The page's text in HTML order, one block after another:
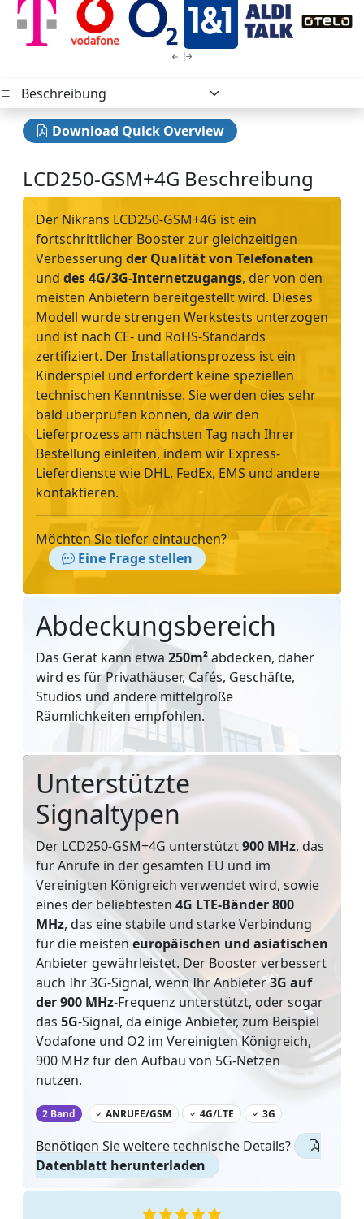
Download Quick Overview
LCD250-GSM+4G Beschreibung
Der Nikrans LCD250-GSM+4G ist ein
fortschrittlicher Booster zur gleichzeitigen
Verbesserung der Qualität von Telefonaten
und des 4G/3G-Internetzugangs, der von den
meisten Anbietern bereitgestellt wird. Dieses
Modell wurde strengen Werkstests unterzogen
und ist nach CE- und RoHS-Standards
zertifiziert. Der Installationsprozess ist ein
Kinderspiel und erfordert keine speziellen
technischen Kenntnisse. Sie werden dies sehr
bald überprüfen können, da wir den
Lieferprozess am nächsten Tag nach Ihrer
Bestellung einleiten, indem wir Express-
Lieferdienste wie DHL, FedEx, EMS und andere
kontaktieren.
Möchten Sie tiefer eintauchen?
Eine Frage stellen
Abdeckungsbereich
Das Gerät kann etwa 250m²abdecken, daher
wird es für Privathäuser, Cafés, Geschäfte,
Studios und andere mittelgroße
Räumlichkeiten empfohlen.
Unterstützte
Signaltypen
Der LCD250-GSM+4G unterstützt900 MHz, das
für Anrufe in der gesamten EU und im
Vereinigten Königreich verwendet wird, sowie
eines der beliebtesten 4G LTE-Bänder 800
MHz, das eine stabile und starke Verbindung
für die meisten europäischen und asiatischen
Anbieter gewährleistet. Der Booster verbessert
auch Ihr 3G-Signal, wenn Ihr Anbieter3G auf
der 900 MHz-Frequenz unterstützt, oder sogar
das 5G-Signal, da einige Anbieter, zum Beispiel
Vodafone und O2 im Vereinigten Königreich,
900 MHz für den Aufbau von 5G-Netzen
nutzen.
2 Band ‌ ANRUFE/GSM 4G/LTE 3G
Benötigen Sie weitere technische Details?
Datenblatt herunterladen